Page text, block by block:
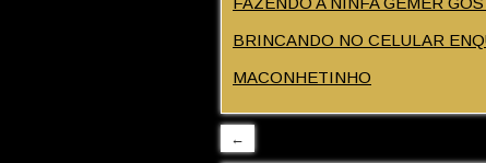
BRINCANDO NO CELULAR
MACONHETINHO
←